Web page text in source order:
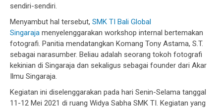
sendiri-sendiri.
Menyambut hal tersebut, SMK TI Bali Global
Singaraja menyelenggarakan workshop internal bertemakan
fotografi. Panitia mendatangkan Komang Tony Astama, S.T.
sebagai narasumber. Beliau adalah seorang tokoh fotografi
kekinian di Singaraja dan sekaligus sebagai founder dari Akar
Ilmu Singaraja.
Kegiatan ini diselenggarakan pada hari Senin-Selama tanggal
11-12 Mei 2021 di ruang Widya Sabha SMK TI. Kegiatan yang